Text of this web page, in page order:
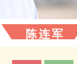
陈连军